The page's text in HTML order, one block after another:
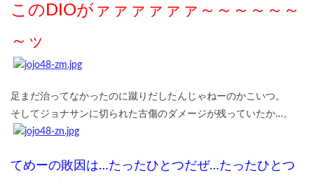
このDIOがァァァァァァ～～～～～～
～ッ
足まだ治ってなかったのに蹴りだしたんじゃねーのかこいつ。
そしてジョナサンに切られた古傷のダメージが残っていたか…。
てめーの敗因は…たったひとつだぜ…たったひとつ